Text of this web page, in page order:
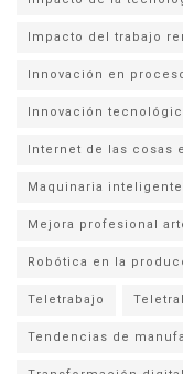
Impacto del trabajo
Innovación en
Innovación
Internet de las cosas
Maquinaria inteligente
Mejora profesional
Robótica en la
Teletrabajo
Tendencias de